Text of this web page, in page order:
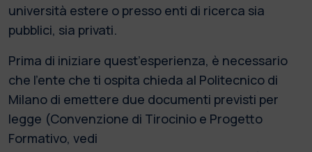
università estere o presso enti di ricerca sia
pubblici, sia privati.
Prima di iniziare quest’esperienza, è necessario
che l’ente che ti ospita chieda al Politecnico di
Milano di emettere due documenti previsti per
legge (Convenzione di Tirocinio e Progetto
Formativo, vedi